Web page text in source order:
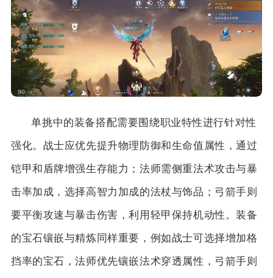
单挑中的装备搭配需要围绕职业特性进行针对性
强化。战士应优先提升物理防御和生命值属性，通过
铠甲和盾牌增强生存能力；法师需侧重法术攻击与暴
击率加成，选择高智力加成的法杖与饰品；弓箭手则
要平衡攻速与暴击伤害，利用轻甲保持机动性。装备
的宝石镶嵌与精炼同样重要，例如战士可选择增加格
挡率的宝石，法师优先镶嵌法术穿透属性，弓箭手则